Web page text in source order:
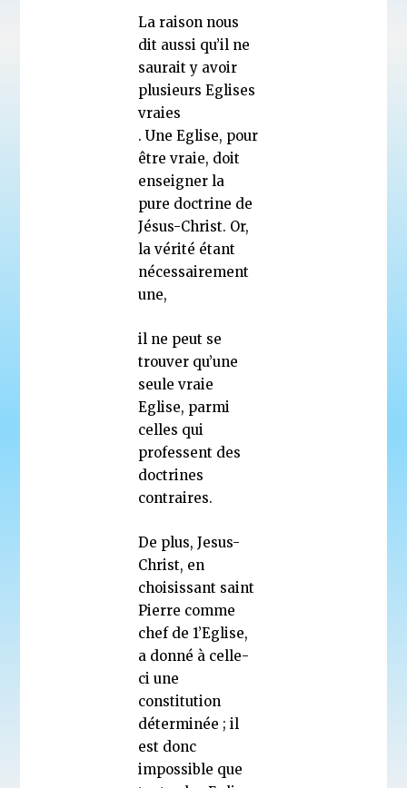
La raison nous
dit aussi qu’il ne
saurait y avoir
plusieurs Eglises
vraies
. Une Eglise, pour
être vraie, doit
enseigner la
pure doctrine de
Jésus-Christ. Or,
la vérité étant
nécessairement
une,
il ne peut se
trouver qu’une
seule vraie
Eglise, parmi
celles qui
professent des
doctrines
contraires.
De plus, Jesus-
Christ, en
choisissant saint
Pierre comme
chef de 1’Eglise,
a donné à celle-
ci une
constitution
déterminée ; il
est donc
impossible que